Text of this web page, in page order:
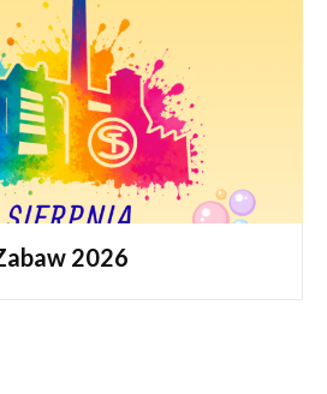
2026